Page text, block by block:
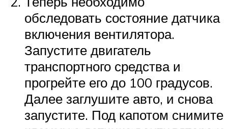
обследовать состояние датчика
включения вентилятора.
Запустите двигатель
транспортного средства и
прогрейте его до 100 градусов.
Далее заглушите авто, и снова
запустите. Под капотом снимите